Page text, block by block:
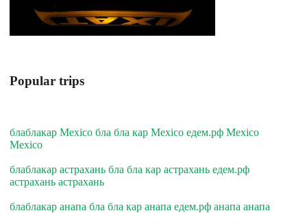
Popular trips
блаблакар Mexico бла бла кар Mexico едем.рф Mexico
Mexico
блаблакар астрахань бла бла кар астрахань едем.рф
астрахань астрахань
блаблакар анапа бла бла кар анапа едем.рф анапа анапа